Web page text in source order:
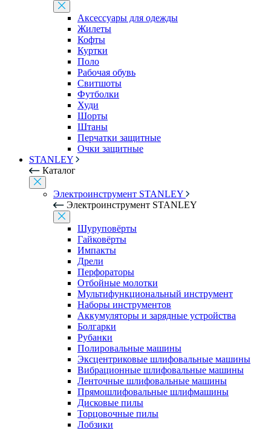
Аксессуары для одежды
Жилеты
Кофты
Куртки
Поло
Рабочая обувь
Свитшоты
Футболки
Худи
Шорты
Штаны
Перчатки защитные
Очки защитные
STANLEY
Каталог
Электроинструмент STANLEY
Электроинструмент STANLEY
Шуруповёрты
Гайковёрты
Импакты
Дрели
Перфораторы
Отбойные молотки
Мультифункциональный инструмент
Наборы инструментов
Аккумуляторы и зарядные устройства
Болгарки
Рубанки
Полировальные машины
Эксцентриковые шлифовальные машины
Вибрационные шлифовальные машины
Ленточные шлифовальные машины
Прямошлифовальные шлифмашины
Дисковые пилы
Торцовочные пилы
Лобзики